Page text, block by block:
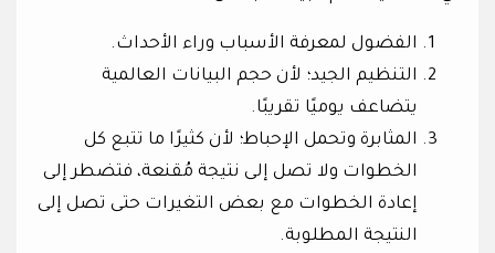
الفضول لمعرفة الأسباب وراء الأحداث.
التنظيم الجيد؛ لأن حجم البيانات العالمية
يتضاعف يوميًا تقريبًا.
المثابرة وتحمل الإحباط؛ لأن كثيرًا ما تتبع كل
الخطوات ولا تصل إلى نتيجة مُقنعة، فتضطر إلى
إعادة الخطوات مع بعض التغيرات حتى تصل إلى
النتيجة المطلوبة.